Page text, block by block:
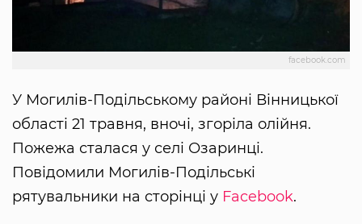
facebook.com
У Могилів-Подільському районі Вінницької
області 21 травня, вночі, згоріла олійня.
Пожежа сталася у селі Озаринці.
Повідомили Могилів-Подільські
рятувальники на сторінці у Facebook.